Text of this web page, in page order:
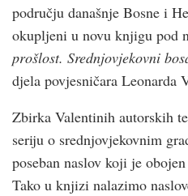
području današnje Bosne i
okupljeni u novu knjigu pod
prošlost. Srednjovjekovni
djela povjesničara Leonarda
Zbirka Valentinih autorskih
seriju o srednjovjekovnim
poseban naslov koji je
Tako u knjizi nalazimo